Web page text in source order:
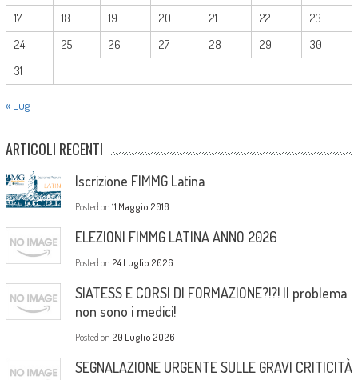
17
18 19 20 21 22
23
24
25 26 27 28 29
30
31
« Lug
ARTICOLI RECENTI
Iscrizione FIMMG Latina
Posted on 11 Maggio 2018
ELEZIONI FIMMG LATINA ANNO 2026
Posted on 24 Luglio 2026
SIATESS E CORSI DI FORMAZIONE?!?! Il problema
non sono i medici!
Posted on 20 Luglio 2026
SEGNALAZIONE URGENTE SULLE GRAVI CRITICITÀ